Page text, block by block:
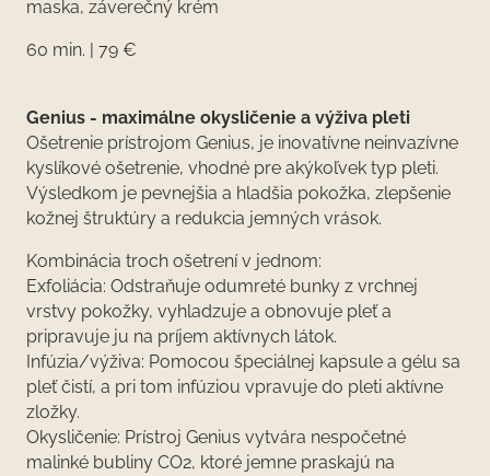
maska, záverečný krém
60 min. | 79 €
Genius - maximálne okysličenie a výživa pleti
Ošetrenie prístrojom Genius, je inovatívne neinvazívne
kyslíkové ošetrenie, vhodné pre akýkoľvek typ pleti.
Výsledkom je pevnejšia a hladšia pokožka, zlepšenie
kožnej štruktúry a redukcia jemných vrások.
Kombinácia troch ošetrení v jednom:
Exfoliácia: Odstraňuje odumreté bunky z vrchnej
vrstvy pokožky, vyhladzuje a obnovuje pleť a
pripravuje ju na príjem aktívnych látok.
Infúzia/výživa: Pomocou špeciálnej kapsule a gélu sa
pleť čistí, a pri tom infúziou vpravuje do pleti aktívne
zložky.
Okysličenie: Prístroj Genius vytvára nespočetné
malinké bubliny CO2, ktoré jemne praskajú na